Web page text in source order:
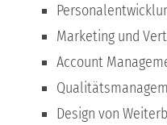
Marketing und
Account
Design von